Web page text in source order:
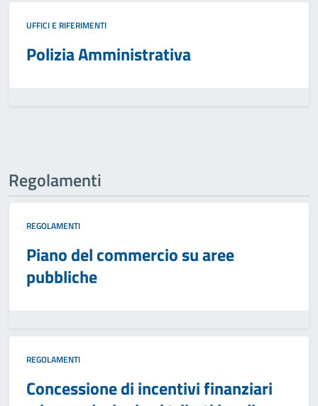
UFFICI E RIFERIMENTI
Polizia Amministrativa
Regolamenti
REGOLAMENTI
Piano del commercio su aree
pubbliche
REGOLAMENTI
Concessione di incentivi finanziari